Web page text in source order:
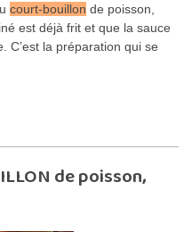
court-bouillon de poisson,
est déjà frit et que la sauce
C’est la préparation qui se
de poisson,